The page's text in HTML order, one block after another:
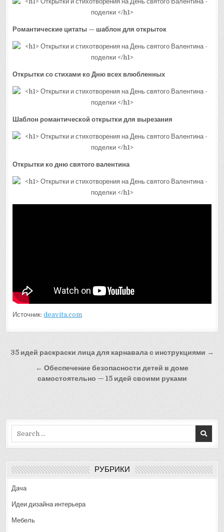
Романтические цитаты — шаблон для открыток
Открытки со стихами ко Дню всех влюбленных
Шаблон романтической открытки для вырезания
Открытки ко дню святого валентина
Источник:deavita.com
Навигация
записям
35 идей раскраски лица для карнавала с инструкциями →
← Обеспечение безопасности детей в доме
самостоятельно — 15 идей своими руками
РУБРИКИ
Дача
Идеи дизайна интерьера
Мебель